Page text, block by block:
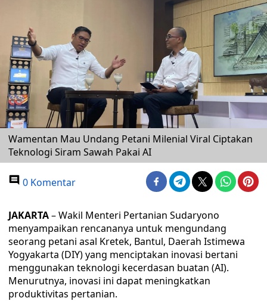
Wamentan Mau Undang Petani Milenial Viral Ciptakan
Teknologi Siram Sawah Pakai AI
0 Komentar
JAKARTA– Wakil Menteri Pertanian Sudaryono
menyampaikan rencananya untuk mengundang
seorang petani asal Kretek, Bantul, Daerah Istimewa
Yogyakarta (DIY) yang menciptakan inovasi bertani
menggunakan teknologi kecerdasan buatan (AI).
Menurutnya, inovasi ini dapat meningkatkan
produktivitas pertanian.